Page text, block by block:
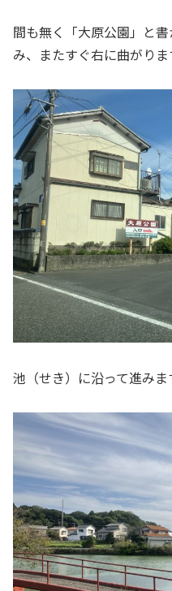
間も無く「大原公園」と
み、またすぐ右に曲がりま
池（せき）に沿って進みま